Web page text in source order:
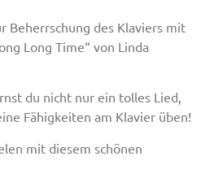
Beherrschung des Klaviers mit
Long Time“ von Linda
du nicht nur ein tolles Lied,
Fähigkeiten am Klavier üben!
mit diesem schönen